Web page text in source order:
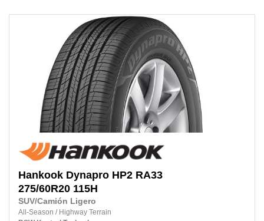
Hankook Dynapro HP2 RA33
275/60R20 115H
SUV/Camión Ligero
All-Season / Highway Terrain